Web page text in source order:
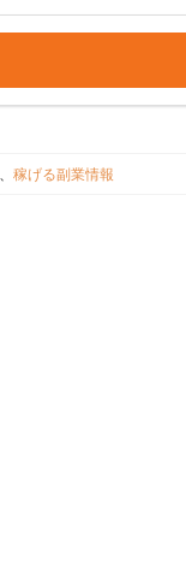
稼げる副業情報